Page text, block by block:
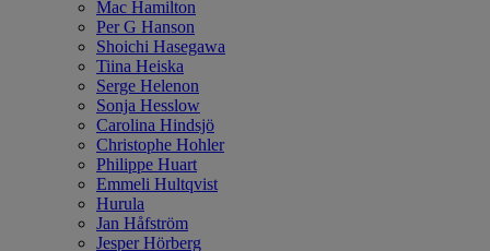
Mac Hamilton
Per G Hanson
Shoichi Hasegawa
Tiina Heiska
Serge Helenon
Sonja Hesslow
Carolina Hindsjö
Christophe Hohler
Philippe Huart
Emmeli Hultqvist
Hurula
Jan Håfström
Jesper Hörberg